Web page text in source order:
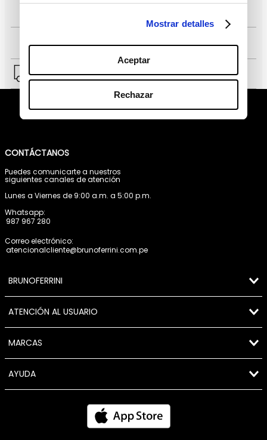
Mostrar detalles
Aceptar
Rechazar
Comprar fácil en solo 4 pasos
Envío a Lima y a provincias.
CONTÁCTANOS
Puedes comunicarte a nuestros
siguientes canales de atención
Lunes a Viernes de 9:00 a.m. a 5:00 p.m.
Whatsapp:
987 967 280
Correo electrónico:
atencionalcliente@brunoferrini.com.pe
BRUNOFERRINI
ATENCIÓN AL USUARIO
MARCAS
AYUDA